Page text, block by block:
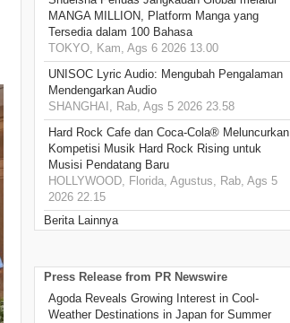
MANGA MILLION, Platform Manga yang
Tersedia dalam 100 Bahasa
TOKYO, Kam, Ags 6 2026 13.00
UNISOC Lyric Audio: Mengubah Pengalaman
Mendengarkan Audio
SHANGHAI, Rab, Ags 5 2026 23.58
Hard Rock Cafe dan Coca-Cola® Meluncurkan
Kompetisi Musik Hard Rock Rising untuk
Musisi Pendatang Baru
HOLLYWOOD, Florida, Agustus, Rab, Ags 5
2026 22.15
Berita Lainnya
Press Release from PR Newswire
Agoda Reveals Growing Interest in Cool-
Weather Destinations in Japan for Summer